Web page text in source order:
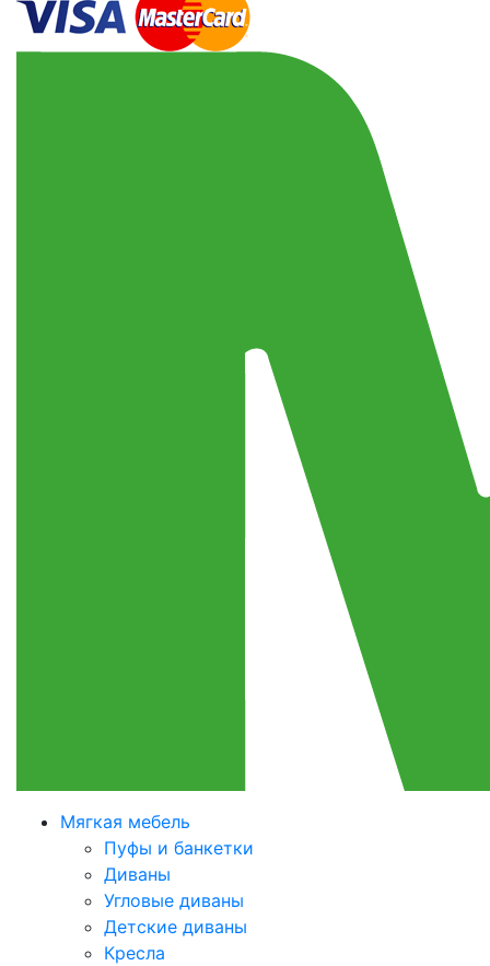
Мягкая мебель
Пуфы и банкетки
Диваны
Угловые диваны
Детские диваны
Кресла